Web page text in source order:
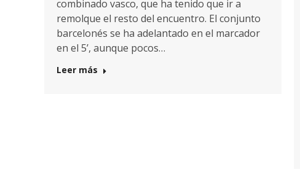
combinado vasco, que ha tenido que ir a
remolque el resto del encuentro. El conjunto
barcelonés se ha adelantado en el marcador
en el 5’, aunque pocos…
Leer más